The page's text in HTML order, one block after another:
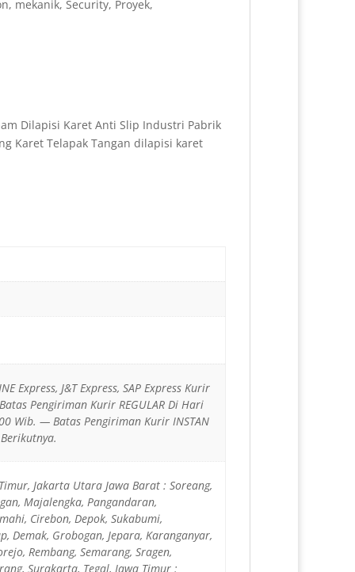
mekanik, Security, Proyek,
Dilapisi Karet Anti Slip Industri Pabrik
Karet Telapak Tangan dilapisi karet
Express, J&T Express, SAP Express Kurir
Pengiriman Kurir REGULAR Di Hari
Wib. — Batas Pengiriman Kurir INSTAN
Jakarta Utara Jawa Barat : Soreang,
Majalengka, Pangandaran,
Cirebon, Depok, Sukabumi,
Demak, Grobogan, Jepara, Karanganyar,
Rembang, Semarang, Sragen,
Surakarta, Tegal, Jawa Timur :